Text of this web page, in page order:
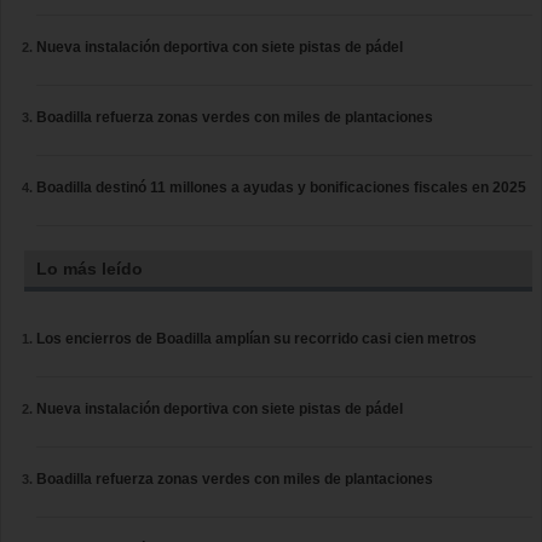
Nueva instalación deportiva con siete pistas de pádel
Boadilla refuerza zonas verdes con miles de plantaciones
Boadilla destinó 11 millones a ayudas y bonificaciones fiscales en 2025
Lo más leído
Los encierros de Boadilla amplían su recorrido casi cien metros
Nueva instalación deportiva con siete pistas de pádel
Boadilla refuerza zonas verdes con miles de plantaciones